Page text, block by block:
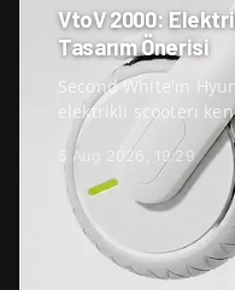
VtoV 2000:
Tasarım Önerisi
Second White'ın
elektrikli scooterı
5 Aug 2026, 19:29
MIMARLIK
Şişkin